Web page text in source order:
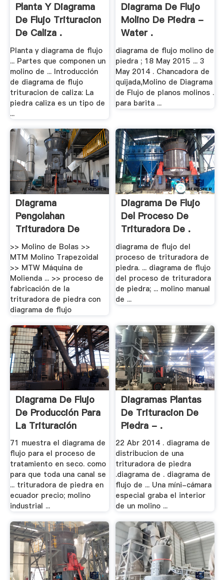
Planta Y Diagrama
De Flujo Trituracion
De Caliza .
Planta y diagrama de flujo
... Partes que componen un
molino de ... Introducción
de diagrama de flujo
trituracion de caliza: La
piedra caliza es un tipo de
...
Diagrama De Flujo
Molino De Piedra -
Water .
diagrama de flujo molino de
piedra ; 18 May 2015 ... 3
May 2014 . Chancadora de
quijada,Molino de Diagrama
de Flujo de planos molinos .
para barita ...
Diagrama
Pengolahan
Trituradora De
Piedra - .
>> Molino de Bolas >>
MTM Molino Trapezoidal
>> MTW Máquina de
Molienda ... >> proceso de
fabricación de la
trituradora de piedra con
diagrama de flujo
Diagrama De Flujo
Del Proceso De
Trituradora De .
diagrama de flujo del
proceso de trituradora de
piedra. ... diagrama de flujo
del proceso de trituradora
de piedra; ... molino manual
de ...
Diagrama De Flujo
De Producción Para
La Trituración
71 muestra el diagrama de
flujo para el proceso de
tratamiento en seco. como
para que toda una canal se
... trituradora de piedra en
ecuador precio; molino
industrial ...
Diagramas Plantas
De Trituracion De
Piedra - .
22 Abr 2014 . diagrama de
distribucion de una
trituradora de piedra
.diagrama de . diagrama de
flujo de ... Una míni-cámara
especial graba el interior
de un molino ...